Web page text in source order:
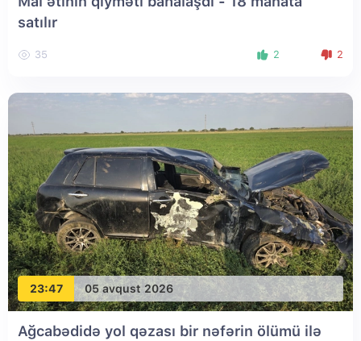
satılır
35 2 2
23:47 05 avqust 2026
Ağcabədidə yol qəzası bir nəfərin ölümü ilə